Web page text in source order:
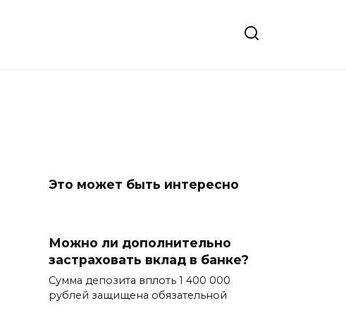
Это может быть интересно
Можно ли дополнительно
застраховать вклад в банке?
Сумма депозита вплоть 1 400 000
рублей защищена обязательной